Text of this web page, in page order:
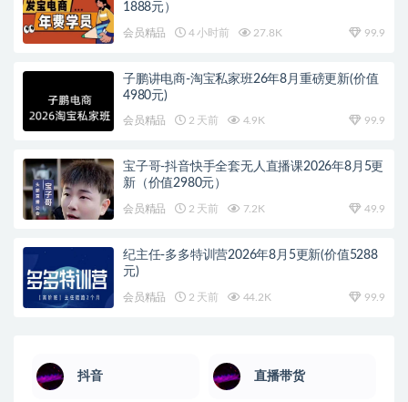
1888元）
会员精品 4 小时前 27.8K 99.9
子鹏讲电商-淘宝私家班26年8月重磅更新(价值
4980元)
会员精品 2 天前 4.9K 99.9
宝子哥-抖音快手全套无人直播课2026年8月5更
新（价值2980元）
会员精品 2 天前 7.2K 49.9
纪主任-多多特训营2026年8月5更新(价值5288
元)
会员精品 2 天前 44.2K 99.9
抖音 直播带货